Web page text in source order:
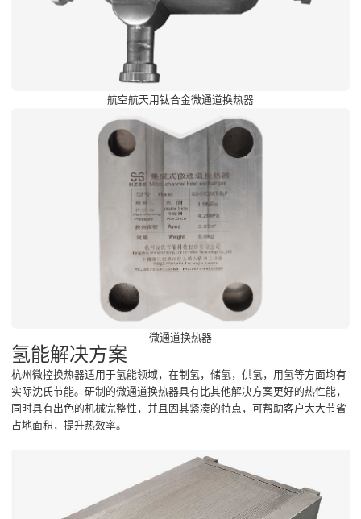
航空航天用钛合金微通道换热器
微通道换热器
氢能解决方案
杭州微控换热器适用于氢能领域，在制氢，储氢，供氢，用氢等方面均有
实际沈氏节能。研制的微通道换热器具有比其他解决方案更好的热性能，
同时具有出色的机械完整性，并且因其紧凑的特点，可帮助客户大大节省
占地面积，提升热效率。